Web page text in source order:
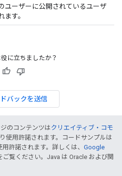
ユーザーに公開されているユーザ
す。
に立ちましたか？
バックを送信
のコンテンツはクリエイティブ・コモ
使用許諾されます。コードサンプルは
用許諾されます。詳しくは、 Google
ご覧ください。Java は Oracle および関